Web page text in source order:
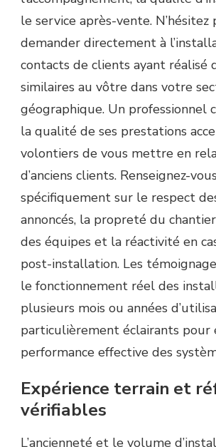
le service après-vente. N’hésitez
demander directement à
contacts de clients ayant réalisé
similaires au vôtre dans votre
géographique. Un professionnel
la qualité de ses prestations
volontiers de vous mettre en
d’anciens clients. Renseignez-vous
spécifiquement sur le respect
annoncés, la propreté du
des équipes et la réactivité en
post-installation. Les
le fonctionnement réel des
plusieurs mois ou années
particulièrement éclairants pour
performance effective des
Expérience terrain et
vérifiables
L’ancienneté et le volume